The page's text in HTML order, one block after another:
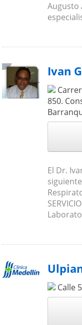
Augusto
Ivan
850.
El Dr.
Calle